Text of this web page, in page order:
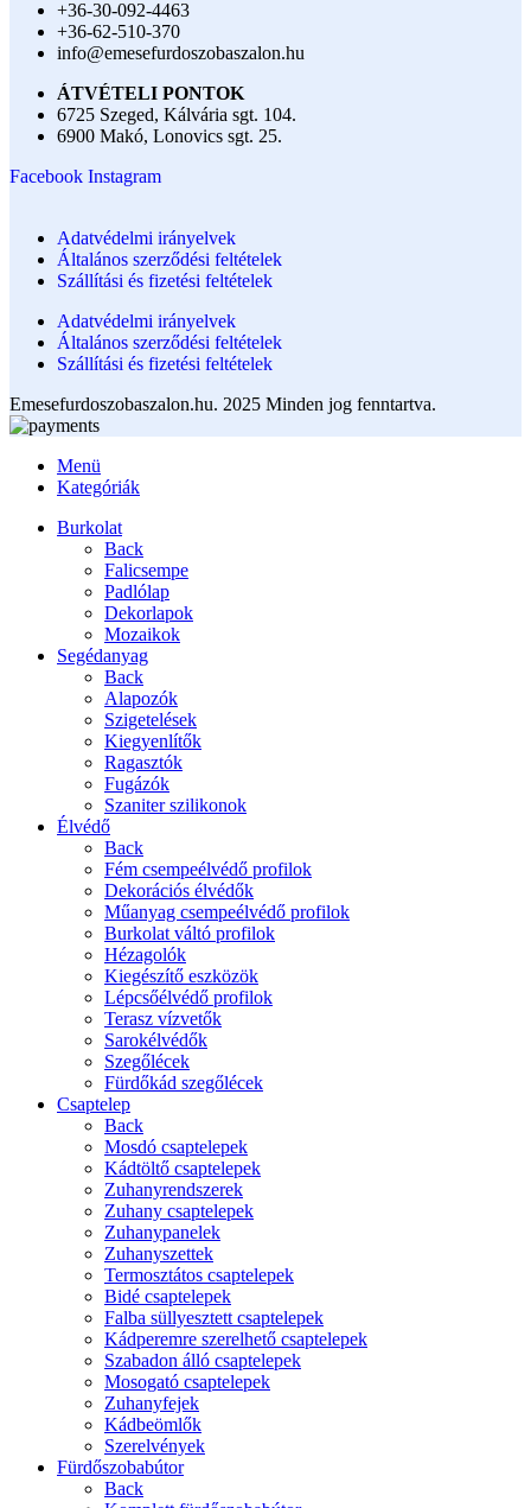
+36-30-092-4463
+36-62-510-370
info@emesefurdoszobaszalon.hu
ÁTVÉTELI PONTOK
6725 Szeged, Kálvária sgt. 104.​
6900 Makó, Lonovics sgt. 25.
Facebook Instagram
Adatvédelmi irányelvek
Általános szerződési feltételek
Szállítási és fizetési feltételek
Adatvédelmi irányelvek
Általános szerződési feltételek
Szállítási és fizetési feltételek
Emesefurdoszobaszalon.hu. 2025 Minden jog fenntartva.
Menü
Kategóriák
Burkolat
Back
Falicsempe
Padlólap
Dekorlapok
Mozaikok
Segédanyag
Back
Alapozók
Szigetelések
Kiegyenlítők
Ragasztók
Fugázók
Szaniter szilikonok
Élvédő
Back
Fém csempeélvédő profilok
Dekorációs élvédők
Műanyag csempeélvédő profilok
Burkolat váltó profilok
Hézagolók
Kiegészítő eszközök
Lépcsőélvédő profilok
Terasz vízvetők
Sarokélvédők
Szegőlécek
Fürdőkád szegőlécek
Csaptelep
Back
Mosdó csaptelepek
Kádtöltő csaptelepek
Zuhanyrendszerek
Zuhany csaptelepek
Zuhanypanelek
Zuhanyszettek
Termosztátos csaptelepek
Bidé csaptelepek
Falba süllyesztett csaptelepek
Kádperemre szerelhető csaptelepek
Szabadon álló csaptelepek
Mosogató csaptelepek
Zuhanyfejek
Kádbeömlők
Szerelvények
Fürdőszobabútor
Back